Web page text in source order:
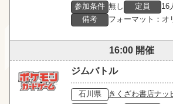
参加条件 無し 定員
16
備考
フォーマット：オ
16:00 開催
ジムバトル
石川県
きくざわ書店ナッ